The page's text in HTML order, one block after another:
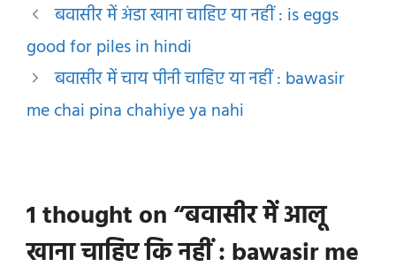
बवासीर में अंडा खाना चाहिए या नहीं : is eggs
good for piles in hindi
बवासीर में चाय पीनी चाहिए या नहीं : bawasir
me chai pina chahiye ya nahi
1 thought on “बवासीर में आलू
खाना चाहिए कि नहीं : bawasir me